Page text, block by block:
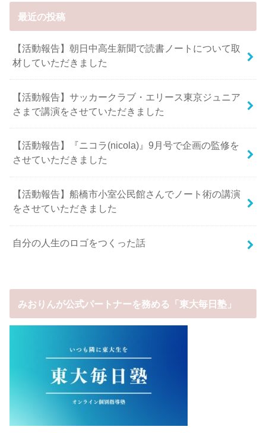
最近の投稿
【活動報告】朝日中高生新聞で読書ノートについて取
材していただきました
【活動報告】サッカークラブ・エリース東京ジュニア
さまで講演をさせていただきました
【活動報告】『ニコラ(nicola)』9月号で企画の監修を
させていただきました
【活動報告】船橋市小室公民館さんでノート術の講演
をさせていただきました
自分の人生のロゴをつくった話
みおりんが公式パートナーを務める「東大毎日塾」